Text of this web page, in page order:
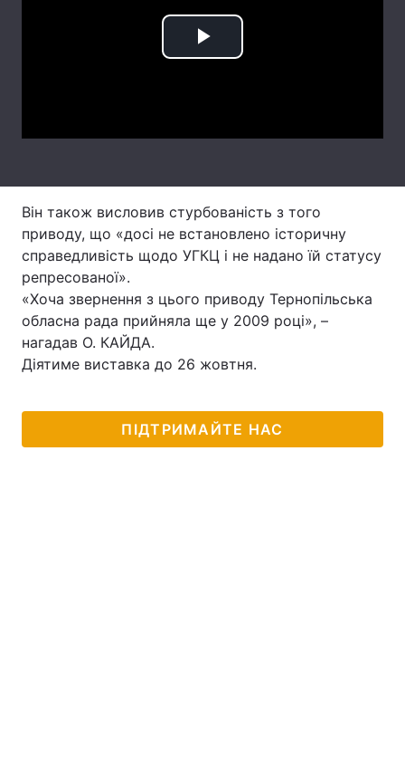
Послуги
Тема оформлення
Play
Він також висловив стурбованість з того
приводу, що «досі не встановлено історичну
справедливість щодо УГКЦ і не надано їй статусу
репресованої».
«Хоча звернення з цього приводу Тернопільська
обласна рада прийняла ще у 2009 році», –
нагадав О. КАЙДА.
Діятиме виставка до 26 жовтня.
ПІДТРИМАЙТЕ НАС